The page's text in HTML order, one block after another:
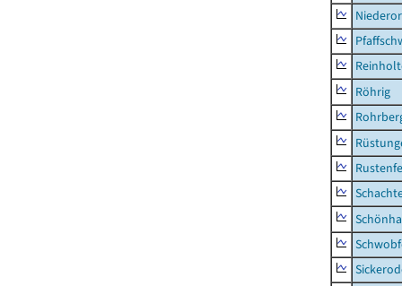
Röhrig